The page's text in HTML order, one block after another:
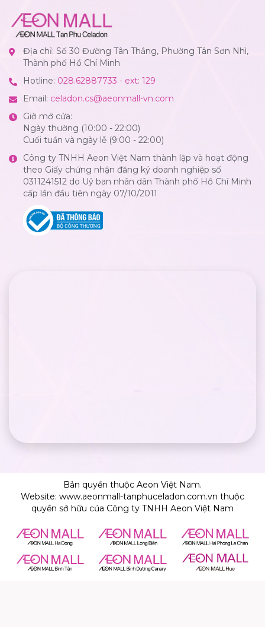
Địa chỉ: Số 30 Đường Tân Thắng, Phường Tân Sơn Nhì,
Thành phố Hồ Chí Minh
Hotline: 028.62887733 - ext: 129
Email: celadon.cs@aeonmall-vn.com
Giờ mở cửa:
Ngày thường (10:00 - 22:00)
Cuối tuần và ngày lễ (9:00 - 22:00)
Công ty TNHH Aeon Việt Nam thành lập và hoạt động
theo Giấy chứng nhận đăng ký doanh nghiệp số
0311241512 do Uỷ ban nhân dân Thành phố Hồ Chí Minh
cấp lần đầu tiên ngày 07/10/2011
Bản quyền thuộc Aeon Việt Nam.
Website: www.aeonmall-tanphuceladon.com.vn thuộc
quyền sở hữu của Công ty TNHH Aeon Việt Nam